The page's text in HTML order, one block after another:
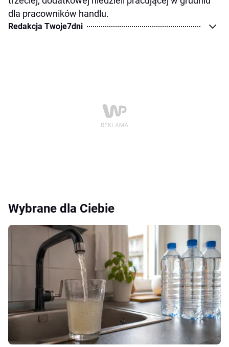
dla pracowników handlu.
Redakcja Twoje7dni
Wybrane dla Ciebie